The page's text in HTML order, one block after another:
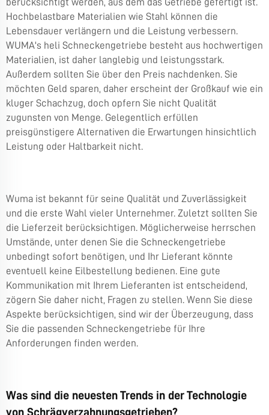
berücksichtigt werden, aus dem das Getriebe gefertigt ist.
Hochbelastbare Materialien wie Stahl können die
Lebensdauer verlängern und die Leistung verbessern.
WUMA's heli Schneckengetriebe besteht aus hochwertigen
Materialien, ist daher langlebig und leistungsstark.
Außerdem sollten Sie über den Preis nachdenken. Sie
möchten Geld sparen, daher erscheint der Großkauf wie ein
kluger Schachzug, doch opfern Sie nicht Qualität
zugunsten von Menge. Gelegentlich erfüllen
preisgünstigere Alternativen die Erwartungen hinsichtlich
Leistung oder Haltbarkeit nicht.
Wuma ist bekannt für seine Qualität und Zuverlässigkeit
und die erste Wahl vieler Unternehmer. Zuletzt sollten Sie
die Lieferzeit berücksichtigen. Möglicherweise herrschen
Umstände, unter denen Sie die Schneckengetriebe
unbedingt sofort benötigen, und Ihr Lieferant könnte
eventuell keine Eilbestellung bedienen. Eine gute
Kommunikation mit Ihrem Lieferanten ist entscheidend,
zögern Sie daher nicht, Fragen zu stellen. Wenn Sie diese
Aspekte berücksichtigen, sind wir der Überzeugung, dass
Sie die passenden Schneckengetriebe für Ihre
Anforderungen finden werden.
Was sind die neuesten Trends in der Technologie
von Schrägverzahnungsgetrieben?